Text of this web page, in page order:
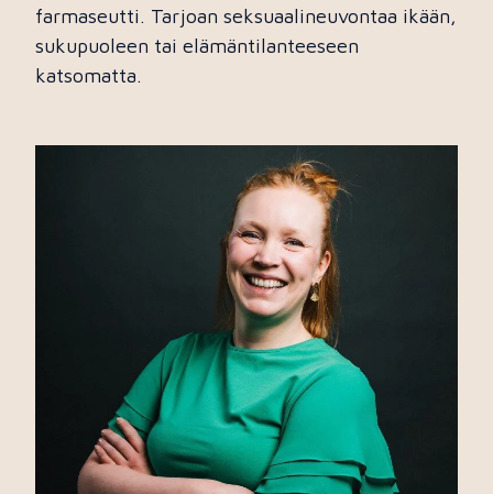
farmaseutti. Tarjoan seksuaalineuvontaa ikään,
sukupuoleen tai elämäntilanteeseen
katsomatta.